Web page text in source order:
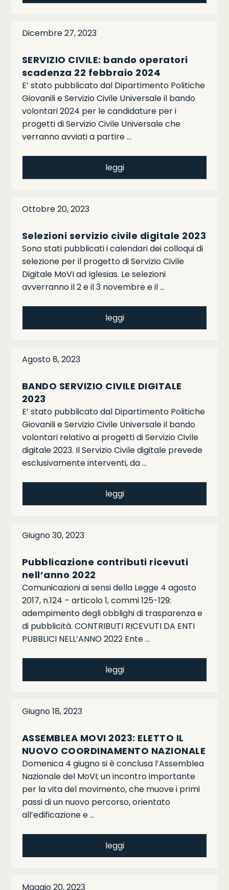
Dicembre 27, 2023
SERVIZIO CIVILE: bando operatori
scadenza 22 febbraio 2024
E’ stato pubblicato dal Dipartimento Politiche
Giovanili e Servizio Civile Universale il bando
volontari 2024 per le candidature per i
progetti di Servizio Civile Universale che
verranno avviati a partire …
leggi
Ottobre 20, 2023
Selezioni servizio civile digitale 2023
Sono stati pubblicati i calendari dei colloqui di
selezione per il progetto di Servizio Civile
Digitale MoVI ad Iglesias. Le selezioni
avverranno il 2 e il 3 novembre e il …
leggi
Agosto 8, 2023
BANDO SERVIZIO CIVILE DIGITALE
2023
E’ stato pubblicato dal Dipartimento Politiche
Giovanili e Servizio Civile Universale il bando
volontari relativo ai progetti di Servizio Civile
digitale 2023. Il Servizio Civile digitale prevede
esclusivamente interventi, da …
leggi
Giugno 30, 2023
Pubblicazione contributi ricevuti
nell’anno 2022
Comunicazioni ai sensi della Legge 4 agosto
2017, n.124 – articolo 1, commi 125-129:
adempimento degli obblighi di trasparenza e
di pubblicità. CONTRIBUTI RICEVUTI DA ENTI
PUBBLICI NELL’ANNO 2022 Ente …
leggi
Giugno 18, 2023
ASSEMBLEA MOVI 2023: ELETTO IL
NUOVO COORDINAMENTO NAZIONALE
Domenica 4 giugno si è conclusa l’Assemblea
Nazionale del MoVI; un incontro importante
per la vita del movimento, che muove i primi
passi di un nuovo percorso, orientato
all’edificazione e …
leggi
Maggio 20, 2023